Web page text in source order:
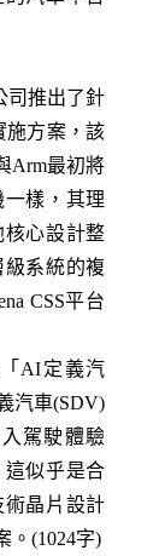
司推出了針
施方案，該
Arm最初將
一樣，其理
核心設計整
系統的複
CSS平台
AI定義汽
汽車(SDV)
駕駛體驗
似乎是合
晶片設計
。(1024字)